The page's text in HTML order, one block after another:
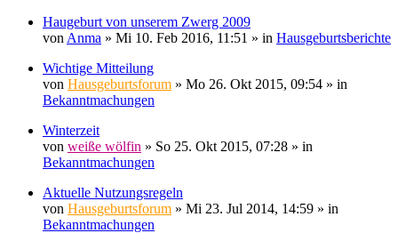
Haugeburt von unserem Zwerg 2009
von Anma » Mi 10. Feb 2016, 11:51 » in Hausgeburtsberichte
Wichtige Mitteilung
von Hausgeburtsforum » Mo 26. Okt 2015, 09:54 » in
Bekanntmachungen
Winterzeit
von weiße wölfin » So 25. Okt 2015, 07:28 » in
Bekanntmachungen
Aktuelle Nutzungsregeln
von Hausgeburtsforum » Mi 23. Jul 2014, 14:59 » in
Bekanntmachungen